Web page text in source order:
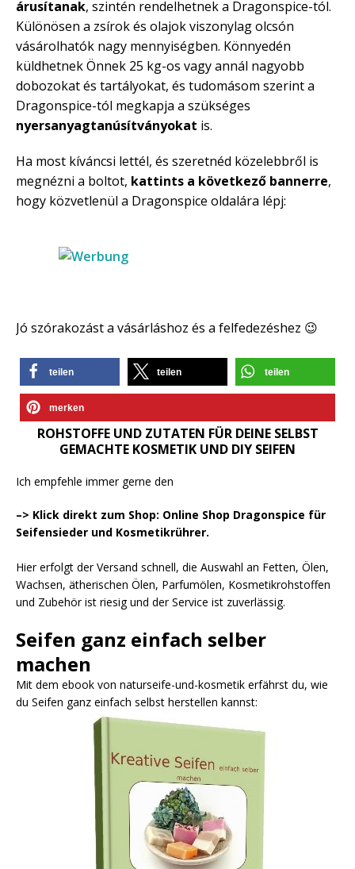
árusítanak, szintén rendelhetnek a Dragonspice-tól.
Különösen a zsírok és olajok viszonylag olcsón
vásárolhatók nagy mennyiségben. Könnyedén
küldhetnek Önnek 25 kg-os vagy annál nagyobb
dobozokat és tartályokat, és tudomásom szerint a
Dragonspice-tól megkapja a szükséges
nyersanyagtanúsítványokat is.
Ha most kíváncsi lettél, és szeretnéd közelebbről is
megnézni a boltot, kattints a következő bannerre,
hogy közvetlenül a Dragonspice oldalára lépj:
Jó szórakozást a vásárláshoz és a felfedezéshez 😉
teilen teilen teilen
merken
ROHSTOFFE UND ZUTATEN FÜR DEINE SELBST
GEMACHTE KOSMETIK UND DIY SEIFEN
Ich empfehle immer gerne den
–> Klick direkt zum Shop: Online Shop Dragonspice für
Seifensieder und Kosmetikrührer.
Hier erfolgt der Versand schnell, die Auswahl an Fetten, Ölen,
Wachsen, ätherischen Ölen, Parfumölen, Kosmetikrohstoffen
und Zubehör ist riesig und der Service ist zuverlässig.
Seifen ganz einfach selber
machen
Mit dem ebook von naturseife-und-kosmetik erfährst du, wie
du Seifen ganz einfach selbst herstellen kannst: